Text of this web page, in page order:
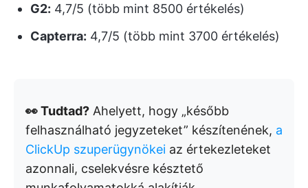
G2: 4,7/5 (több mint 8500 értékelés)
Capterra: 4,7/5 (több mint 3700 értékelés)
👀 Tudtad? Ahelyett, hogy „később
felhasználható jegyzeteket” készítenének, a
ClickUp szuperügynökei az értekezleteket
azonnali, cselekvésre késztető